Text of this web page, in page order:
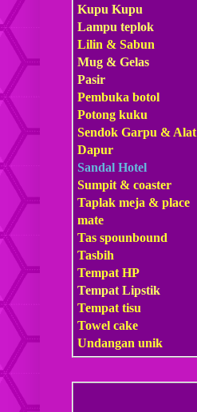
Kupu Kupu
Lampu teplok
Lilin & Sabun
Mug & Gelas
Pasir
Pembuka botol
Potong kuku
Sendok Garpu & Alat
Dapur
Sandal Hotel
Sumpit & coaster
Taplak meja & place
mate
Tas spounbound
Tasbih
Tempat HP
Tempat Lipstik
Tempat tisu
Towel cake
Undangan unik